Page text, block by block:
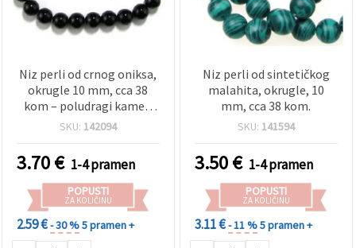
Niz perli od crnog oniksa,
okrugle 10 mm, cca 38
kom – poludragi kamen
za izradu nakita, perlanje i
SKU: 142094
3.70€ 1-4 pramen
POPUSTI
ZA KOLIČINU
2.59 €- 30 %5 pramen +
Niz perli od sintetičkog
malahita, okrugle, 10
mm, cca 38 kom.
SKU: 141594
3.50€ 1-4 pramen
POPUSTI
ZA KOLIČINU
3.11 €- 11 %5 pramen +